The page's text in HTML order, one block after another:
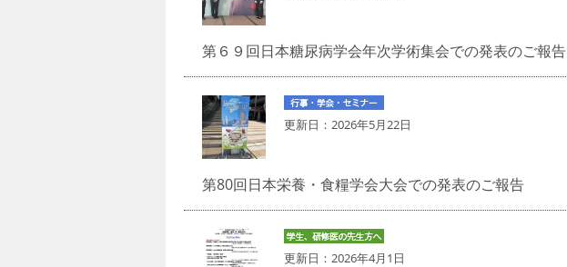
第６９回日本糖尿病学会年次学術集会での発表のご報告
更新日： 2026年5月22日
第80回日本栄養・食糧学会大会での発表のご報告
更新日： 2026年4月1日